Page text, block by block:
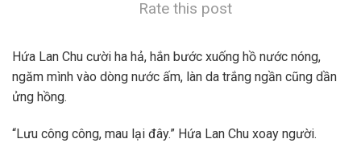
Rate this post
Hứa Lan Chu cười ha hả, hắn bước xuống hồ nước nóng,
ngăm mình vào dòng nước ấm, làn da trắng ngần cũng dần
ửng hồng.
“Lưu công công, mau lại đây.” Hứa Lan Chu xoay người.